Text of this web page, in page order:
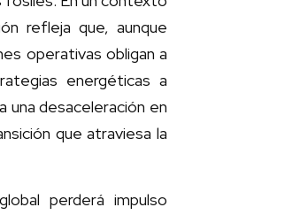
refleja que, aunque
operativas obligan a
energéticas a
una desaceleración en
que atraviesa la
perderá impulso